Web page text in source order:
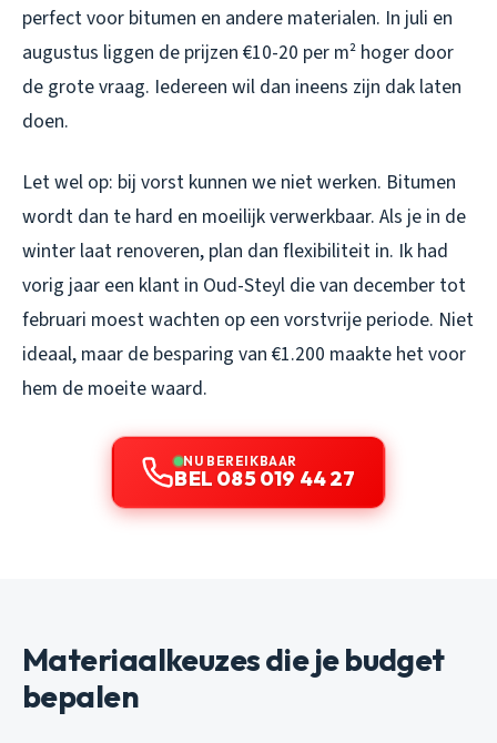
perfect voor bitumen en andere materialen. In juli en
augustus liggen de prijzen €10-20 per m² hoger door
de grote vraag. Iedereen wil dan ineens zijn dak laten
doen.
Let wel op: bij vorst kunnen we niet werken. Bitumen
wordt dan te hard en moeilijk verwerkbaar. Als je in de
winter laat renoveren, plan dan flexibiliteit in. Ik had
vorig jaar een klant in Oud-Steyl die van december tot
februari moest wachten op een vorstvrije periode. Niet
ideaal, maar de besparing van €1.200 maakte het voor
hem de moeite waard.
NU BEREIKBAAR
BEL 085 019 44 27
Materiaalkeuzes die je budget
bepalen